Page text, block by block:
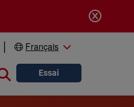
Français
Close search
Essai